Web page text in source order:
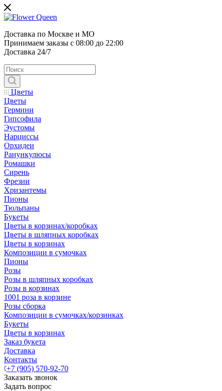
Доставка по Москве и МО
Принимаем заказы с 08:00 до 22:00
Доставка 24/7
Цветы
Цветы
Гермини
Гипсофила
Эустомы
Нарциссы
Орхидеи
Ранункулюсы
Ромашки
Сирень
Фрезии
Хризантемы
Пионы
Тюльпаны
Букеты
Цветы в корзинах/коробках
Цветы в шляпных коробках
Цветы в корзинах
Композиции в сумочках
Пионы
Розы
Розы в шляпных коробках
Розы в корзинах
1001 роза в корзине
Розы сборка
Композиции в сумочках/корзинках
Букеты
Цветы в корзинах
Заказ букета
Доставка
Контакты
+7 (905) 570-92-70
Заказать звонок
Задать вопрос